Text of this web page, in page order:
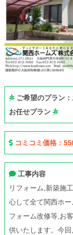
ご希望のプラン
お任せプラン
コミコミ価格：
工事内容
リフォーム,新築施
心して全て関西ホ
フォーム改修等,お
供いたします。今